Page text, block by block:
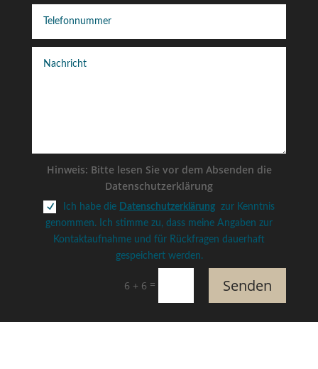
Hin­weis: Bit­te lesen Sie vor dem Absen­den die
Datenschutzerklärung
Ich habe die Datenschutzerklärung zur Kenntnis
genommen. Ich stimme zu, dass meine Angaben zur
Kontaktaufnahme und für Rückfragen dauerhaft
gespeichert werden.
6 + 6 = Senden